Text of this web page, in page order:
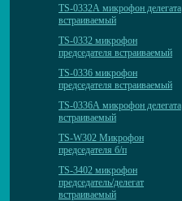
TS-0332А микрофон делегата
встраиваемый
TS-0332 микрофон
председателя встраиваемый
TS-0336 микрофон
председателя встраиваемый
TS-0336А микрофон делегата
встраиваемый
TS-W302 Микрофон
председателя б/п
TS-3402 микрофон
председатель/делегат
встраиваемый